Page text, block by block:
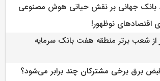
بانک جهانی بر نقش حیاتی هوش مصنوعی
اقتصادهای نوظهور!
از شعب برتر منطقه هفت بانک سرمایه
برق برخی مشترکان چند برابر می‌شود؟